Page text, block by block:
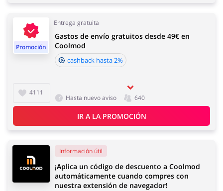
Promoción
Entrega gratuita
4111
Gastos de envío gratuitos desde 49€ en
Coolmod
cashback hasta 2%
Hasta nuevo aviso 640
IR A LA PROMOCIÓN
Información útil
¡Aplica un código de descuento a Coolmod
automáticamente cuando compres con
nuestra extensión de navegador!